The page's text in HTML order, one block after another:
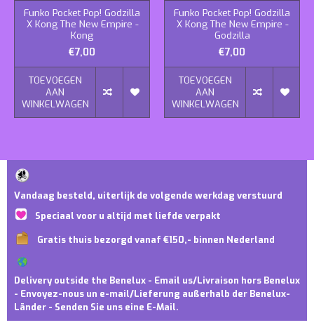
Funko Pocket Pop! Godzilla
X Kong The New Empire -
Kong
€7,00
TOEVOEGEN
AAN
WINKELWAGEN
Funko Pocket Pop! Godzilla
X Kong The New Empire -
Godzilla
€7,00
TOEVOEGEN
AAN
WINKELWAGEN
Vandaag besteld, uiterlijk de volgende werkdag verstuurd
Speciaal voor u altijd met liefde verpakt
Gratis thuis bezorgd vanaf €150,- binnen Nederland
Delivery outside the Benelux - Email us/Livraison hors Benelux
- Envoyez-nous un e-mail/Lieferung außerhalb der Benelux-
Länder - Senden Sie uns eine E-Mail.